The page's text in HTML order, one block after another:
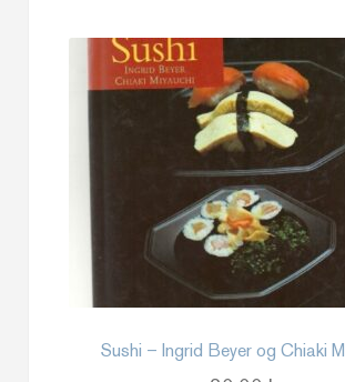
Sushi – Ingrid Beyer og Chiaki